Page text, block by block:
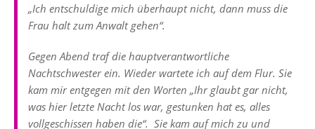
„Ich entschuldige mich überhaupt nicht, dann muss die
Frau halt zum Anwalt gehen“.
Gegen Abend traf die hauptverantwortliche
Nachtschwester ein. Wieder wartete ich auf dem Flur. Sie
kam mir entgegen mit den Worten „Ihr glaubt gar nicht,
was hier letzte Nacht los war, gestunken hat es, alles
vollgeschissen haben die“. Sie kam auf mich zu und